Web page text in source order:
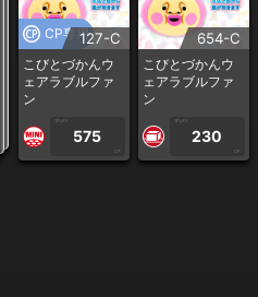
CP専用127-C
こびとづかんウ
ェアラブルファ
ン
1PLAY
575
CP
654-C
こびとづかんウ
ェアラブルファ
ン
1PLAY
230
CP